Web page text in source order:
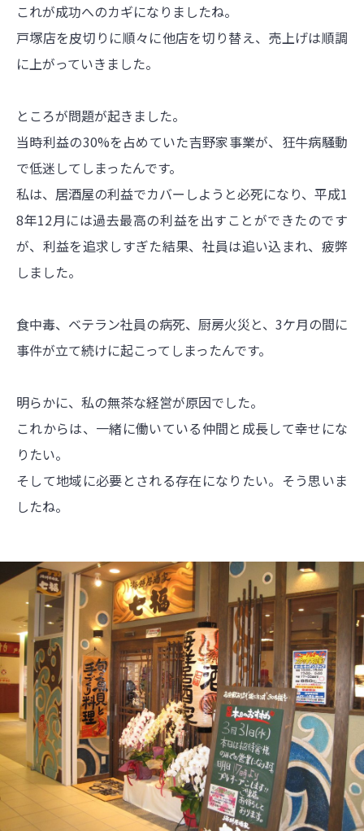
これが成功へのカギになりましたね。
戸塚店を皮切りに順々に他店を切り替え、売上げは順調
に上がっていきました。
ところが問題が起きました。
当時利益の30%を占めていた吉野家事業が、狂牛病騒動
で低迷してしまったんです。
私は、居酒屋の利益でカバーしようと必死になり、平成1
8年12月には過去最高の利益を出すことができたのです
が、利益を追求しすぎた結果、社員は追い込まれ、疲弊
しました。
食中毒、ベテラン社員の病死、厨房火災と、3ケ月の間に
事件が立て続けに起こってしまったんです。
明らかに、私の無茶な経営が原因でした。
これからは、一緒に働いている仲間と成長して幸せにな
りたい。
そして地域に必要とされる存在になりたい。そう思いま
したね。